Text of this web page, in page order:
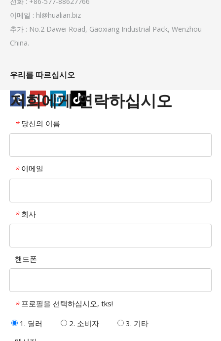
이메일 : hl@hualian.biz
추가 : No.2 Dawei Road, Gaoxiang Industrial Pack, Wenzhou
China.
우리를 따르십시오
저희에게 연락하십시오
* 당신의 이름
* 이메일
* 회사
핸드폰
* 프로필을 선택하십시오, tks!
1. 딜러
2. 소비자
3. 기타